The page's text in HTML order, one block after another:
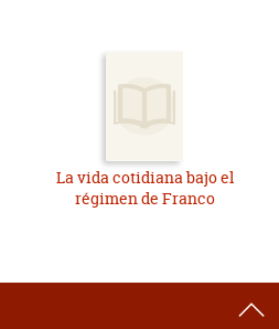
La vida cotidiana bajo el
régimen de Franco